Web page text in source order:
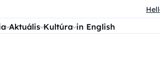
Aktuális Kultúra in English